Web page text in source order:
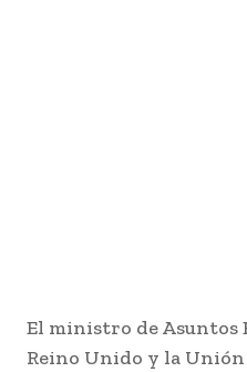
El ministro de Asuntos
Reino Unido y la